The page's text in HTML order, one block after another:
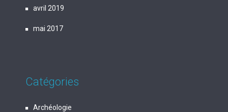
avril 2019
mai 2017
Catégories
Archéologie